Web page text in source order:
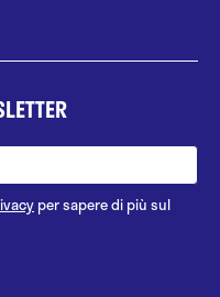
per sapere di più sul